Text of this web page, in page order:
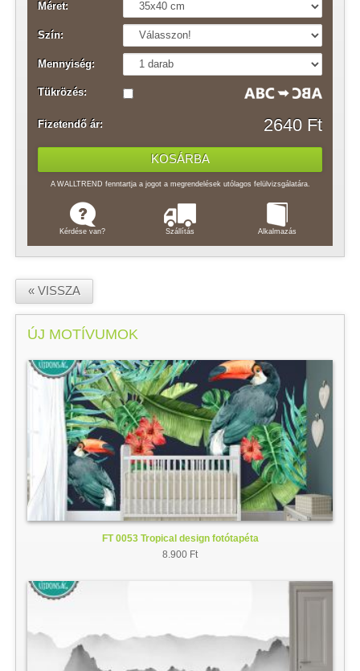
Méret:
Szín:
Mennyiség:
Tükrözés:
Fizetendő ár: 2640 Ft
A WALLTREND fenntartja a jogot a megrendelések utólagos felülvizsgálatára.
Kérdése van? Szállítás Alkalmazás
« VISSZA
ÚJ MOTÍVUMOK
FT 0053 Tropical design fotótapéta
8.900 Ft